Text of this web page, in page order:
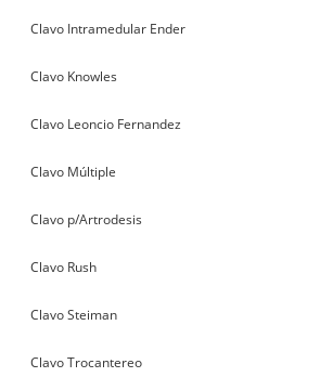
Clavo Intramedular Ender
Clavo Knowles
Clavo Leoncio Fernandez
Clavo Múltiple
Clavo p/Artrodesis
Clavo Rush
Clavo Steiman
Clavo Trocantereo